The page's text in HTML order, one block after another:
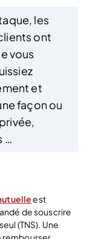
les
ont
vous
et
façon ou
est
de souscrire
(TNS). Une